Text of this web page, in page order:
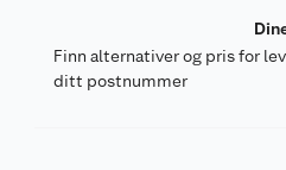
Finn alternativer og pris for
ditt postnummer